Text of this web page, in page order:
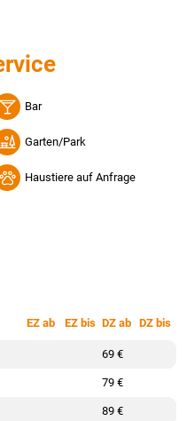
Bar
Garten/Park
Haustiere auf Anfrage
EZ ab EZ bis DZ ab DZ bis
69 €
79 €
89 €